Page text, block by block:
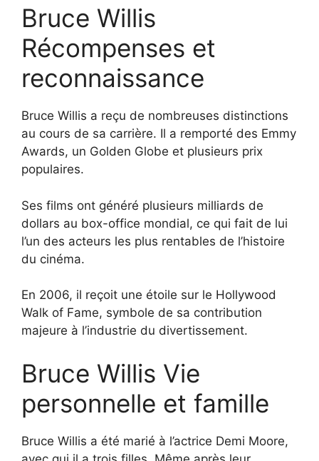
Bruce Willis
Récompenses et
reconnaissance
Bruce Willis a reçu de nombreuses distinctions
au cours de sa carrière. Il a remporté des Emmy
Awards, un Golden Globe et plusieurs prix
populaires.
Ses films ont généré plusieurs milliards de
dollars au box-office mondial, ce qui fait de lui
l’un des acteurs les plus rentables de l’histoire
du cinéma.
En 2006, il reçoit une étoile sur le Hollywood
Walk of Fame, symbole de sa contribution
majeure à l’industrie du divertissement.
Bruce Willis Vie
personnelle et famille
Bruce Willis a été marié à l’actrice Demi Moore,